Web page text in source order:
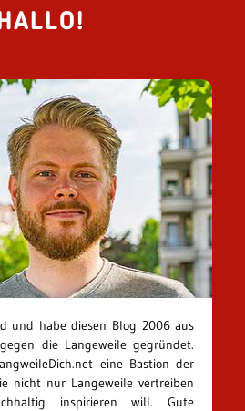
und habe diesen Blog 2006 aus
die Langeweile gegründet.
eine Bastion der
nicht nur Langeweile vertreiben
inspirieren will. Gute